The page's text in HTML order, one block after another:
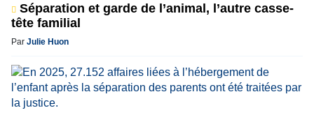
Séparation et garde de l’animal, l’autre casse-
tête familial
Par Julie Huon